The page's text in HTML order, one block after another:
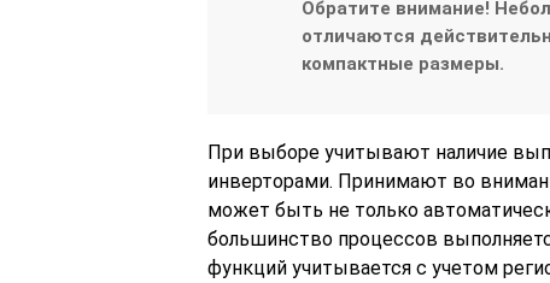
Обратите внимание!
отличаются
компактные размеры.
При выборе учитывают наличие
инверторами. Принимают во
может быть не только
большинство процессов
функций учитывается с учетом